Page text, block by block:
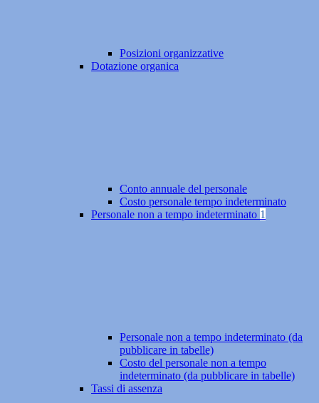
Posizioni organizzative
Dotazione organica
Conto annuale del personale
Costo personale tempo indeterminato
Personale non a tempo indeterminato 1
Personale non a tempo indeterminato (da
pubblicare in tabelle)
Costo del personale non a tempo
indeterminato (da pubblicare in tabelle)
Tassi di assenza